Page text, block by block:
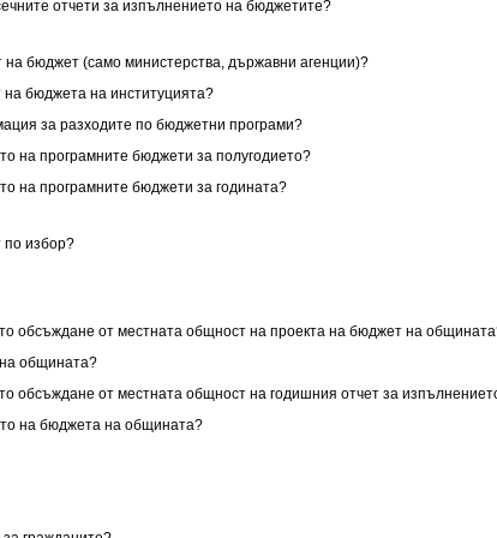
отчети за изпълнението на бюджетите?
бюджет (само министерства, държавни агенции)?
бюджета на институцията?
за разходите по бюджетни програми?
на програмните бюджети за полугодието?
на програмните бюджети за годината?
по избор?
обсъждане от местната общност на проекта на бюджет на
общината?
обсъждане от местната общност на годишния отчет за
на бюджета на общината?